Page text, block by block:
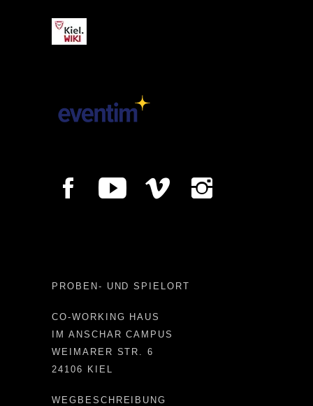
PROBEN- UND SPIELORT
CO-WORKING HAUS
IM ANSCHAR CAMPUS
WEIMARER STR. 6
24106 KIEL
WEGBESCHREIBUNG